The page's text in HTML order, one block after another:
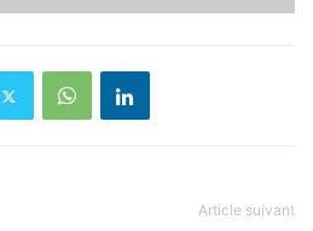
Article suivant